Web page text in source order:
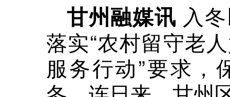
甘州融媒讯 入
落实“农村留守老
服务行动”要求，